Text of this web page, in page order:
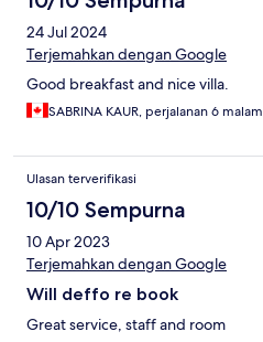
24 Jul 2024
Terjemahkan dengan Google
Good breakfast and nice villa.
SABRINA KAUR, perjalanan 6 malam
Ulasan terverifikasi
10/10 Sempurna
10 Apr 2023
Terjemahkan dengan Google
Will deffo re book
Great service, staff and room